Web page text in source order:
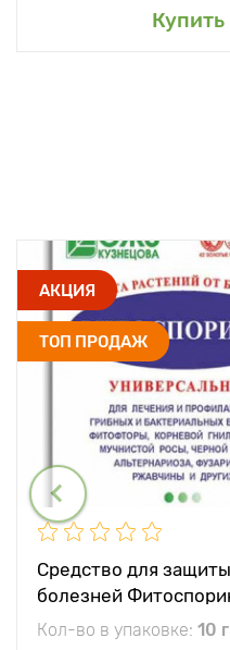
Купить
АКЦИЯ
ТОП ПРОДАЖ
Средство для
болезней
Кол-во в упаковке: 10 г